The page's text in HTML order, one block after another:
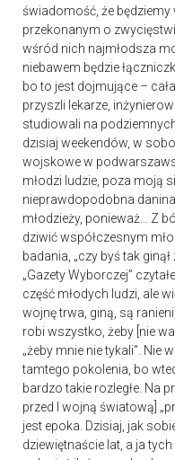
świadomość, że będziemy
przekonanym o
wśród nich najmłodsza
niebawem będzie
bo to jest dojmujące –
przyszli lekarze,
studiowali na
dzisiaj weekendów, w
wojskowe w
młodzi ludzie, poza moją
nieprawdopodobna
młodzieży, ponieważ… Z
dziwić współczesnym
badania, „czy byś tak
„Gazety Wyborczej”
część młodych ludzi, ale
wojnę trwa, giną, są
robi wszystko, żeby [nie
„żeby mnie nie tykali”. Nie
tamtego pokolenia, bo
bardzo takie rozległe. Na
przed I wojną światową]
jest epoka. Dzisiaj, jak
dziewiętnaście lat, a ja